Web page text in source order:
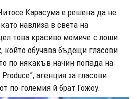
Карасума е решена да не
навлиза в света на
това красиво момиче с лоши
който обучава бъдещи гласови
по някакъв начин попада на
агенция за гласови
по-големия й брат Гожоу.